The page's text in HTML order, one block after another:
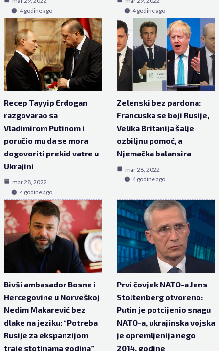
4 godine ago
4 godine ago
Recep Tayyip Erdogan
razgovarao sa
Vladimirom Putinom i
poručio mu da se mora
dogovoriti prekid vatre u
Ukrajini
mar 28, 2022
4 godine ago
Zelenski bez pardona:
Francuska se boji Rusije,
Velika Britanija šalje
ozbiljnu pomoć, a
Njemačka balansira
mar 28, 2022
4 godine ago
Bivši ambasador Bosne i
Hercegovine u Norveškoj
Nedim Makarević bez
dlake na jeziku: “Potreba
Rusije za ekspanzijom
traje stotinama godina”
Prvi čovjek NATO-a Jens
Stoltenberg otvoreno:
Putin je potcijenio snagu
NATO-a, ukrajinska vojska
je opremljenija nego
2014. godine